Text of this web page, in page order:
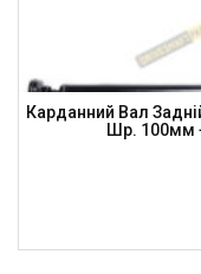
Карданний Вал
Шр. 100мм